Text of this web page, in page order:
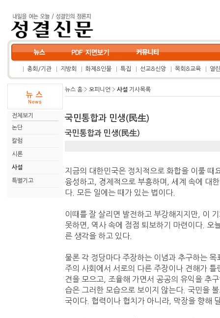
총회/기관 지방회 화제&인물 특집 선교&신앙 목회&교육 열
전체보기
논단
칼럼
시론
사설
특별기고
뉴스 홈 오피니언 사설 기사목록
국민통합과 민생(民生)
국민통합과 민생(民生)
지금의 대한민국은 정치적으로 화합을 이룰 때
융성하고, 경제적으로 부흥하며, 세계 속에 대
다. 모든 일에는 때가 있는 법이다.
이때를 잘 살리면 발전하고 부강해지지만, 이
못하면, 역사 속에 점점 퇴보하기 마련이다. 오
른 생각을 하고 있다.
물론 각 정당마다 주장하는 이념과 추구하는
주의 사회에서 서로의 다른 주장이나 견해가
견을 모으고, 조율해 가면서 공공의 유익을 추
습은 그러한 모습으로 보이지 않는다. 국민을
국이다. 협력이나 협치가 아니라, 막장을 향해